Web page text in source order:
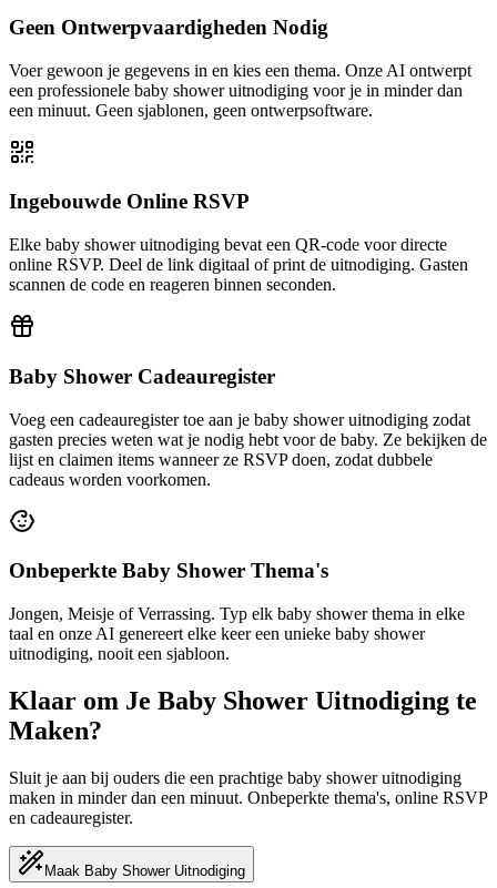
Geen Ontwerpvaardigheden Nodig
Voer gewoon je gegevens in en kies een thema. Onze AI ontwerpt
een professionele baby shower uitnodiging voor je in minder dan
een minuut. Geen sjablonen, geen ontwerpsoftware.
Ingebouwde Online RSVP
Elke baby shower uitnodiging bevat een QR-code voor directe
online RSVP. Deel de link digitaal of print de uitnodiging. Gasten
scannen de code en reageren binnen seconden.
Baby Shower Cadeauregister
Voeg een cadeauregister toe aan je baby shower uitnodiging zodat
gasten precies weten wat je nodig hebt voor de baby. Ze bekijken de
lijst en claimen items wanneer ze RSVP doen, zodat dubbele
cadeaus worden voorkomen.
Onbeperkte Baby Shower Thema's
Jongen, Meisje of Verrassing. Typ elk baby shower thema in elke
taal en onze AI genereert elke keer een unieke baby shower
uitnodiging, nooit een sjabloon.
Klaar om Je Baby Shower Uitnodiging te
Maken?
Sluit je aan bij ouders die een prachtige baby shower uitnodiging
maken in minder dan een minuut. Onbeperkte thema's, online RSVP
en cadeauregister.
Maak Baby Shower Uitnodiging